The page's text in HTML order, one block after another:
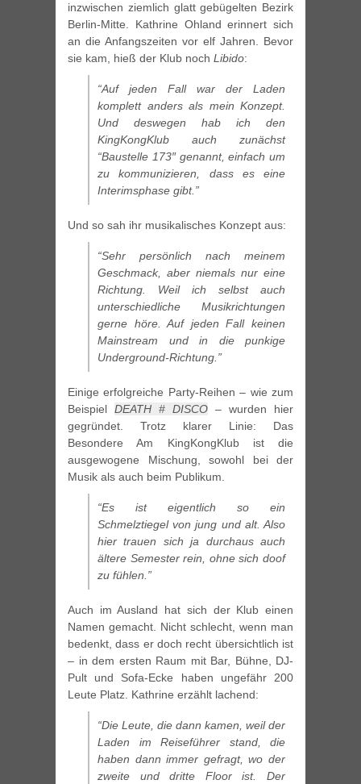
inzwischen ziemlich glatt gebügelten Bezirk
Berlin-Mitte. Kathrine Ohland erinnert sich
an die Anfangszeiten vor elf Jahren. Bevor
sie kam, hieß der Klub noch Libido:
“Auf jeden Fall war der Laden
komplett anders als mein Konzept.
Und deswegen hab ich den
KingKongKlub auch zunächst
“Baustelle 173″ genannt, einfach um
zu kommunizieren, dass es eine
Interimsphase gibt.”
Und so sah ihr musikalisches Konzept aus:
“Sehr persönlich nach meinem
Geschmack, aber niemals nur eine
Richtung. Weil ich selbst auch
unterschiedliche Musikrichtungen
gerne höre. Auf jeden Fall keinen
Mainstream und in die punkige
Underground-Richtung.”
Einige erfolgreiche Party-Reihen – wie zum
Beispiel DEATH # DISCO – wurden hier
gegründet. Trotz klarer Linie: Das
Besondere Am KingKongKlub ist die
ausgewogene Mischung, sowohl bei der
Musik als auch beim Publikum.
“Es ist eigentlich so ein
Schmelztiegel von jung und alt. Also
hier trauen sich ja durchaus auch
ältere Semester rein, ohne sich doof
zu fühlen.”
Auch im Ausland hat sich der Klub einen
Namen gemacht. Nicht schlecht, wenn man
bedenkt, dass er doch recht übersichtlich ist
– in dem ersten Raum mit Bar, Bühne, DJ-
Pult und Sofa-Ecke haben ungefähr 200
Leute Platz. Kathrine erzählt lachend:
“Die Leute, die dann kamen, weil der
Laden im Reiseführer stand, die
haben dann immer gefragt, wo der
zweite und dritte Floor ist. Der